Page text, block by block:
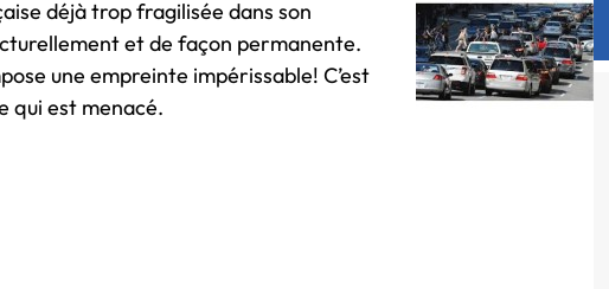
déjà trop fragilisée dans son
et de façon permanente.
une empreinte impérissable! C’est
qui est menacé.